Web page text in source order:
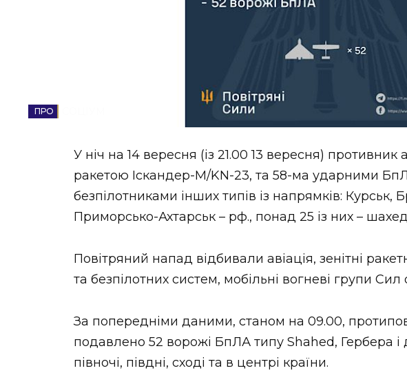
ВІДЕО
У ніч на 14 вересня (із 21.00 13 вересня) противник
ракетою Іскандер-М/KN-23, та 58-ма ударними
безпілотниками інших типів із напрямків: Курськ,
Приморсько-Ахтарськ – рф., понад 25 із них –
Повітряний напад відбивали авіація, зенітні
та безпілотних систем, мобільні вогневі групи
За попередніми даними, станом на 09.00,
подавлено 52 ворожі БпЛА типу Shahed, Гербера і
півночі, півдні, сході та в центрі країни.